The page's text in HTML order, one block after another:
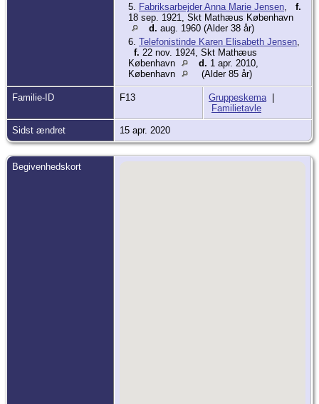
5. Fabriksarbejder Anna Marie Jensen, f.
18 sep. 1921, Skt Mathæus København
d. aug. 1960 (Alder 38 år)
6. Telefonistinde Karen Elisabeth Jensen,
f. 22 nov. 1924, Skt Mathæus
København
d. 1 apr. 2010,
København
(Alder 85 år)
Familie-ID F13 Gruppeskema|
Familietavle
Sidst ændret 15 apr. 2020
Begivenhedskort